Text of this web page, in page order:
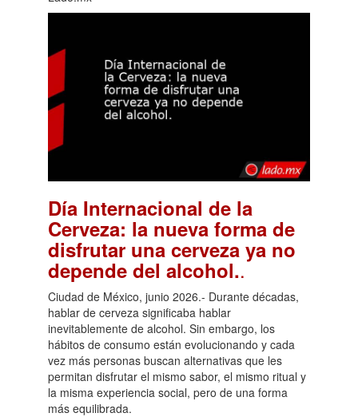
Día Internacional de la
Cerveza: la nueva forma de
disfrutar una cerveza ya no
depende del alcohol..
Ciudad de México, junio 2026.- Durante décadas,
hablar de cerveza significaba hablar
inevitablemente de alcohol. Sin embargo, los
hábitos de consumo están evolucionando y cada
vez más personas buscan alternativas que les
permitan disfrutar el mismo sabor, el mismo ritual y
la misma experiencia social, pero de una forma
más equilibrada.